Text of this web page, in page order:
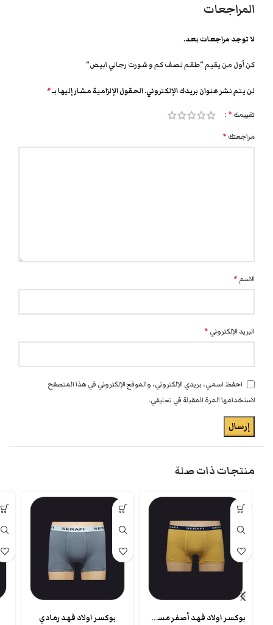
المراجعات
لا توجد مراجعات بعد.
كن أول من يقيم “طقم نصف كم و شورت رجالي ابيض”
لن يتم نشر عنوان بريدك الإلكتروني.الحقول الإلزامية مشار إليها بـ*
تقييمك *
مراجعتك *
الاسم *
البريد الإلكتروني *
احفظ اسمي، بريدي الإلكتروني، والموقع الإلكتروني في هذا المتصفح
لاستخدامها المرة المقبلة في تعليقي.
منتجات ذات صلة
بوكسر اولاد فهد أصفر مسطرده بوكسر اولاد فهد رمادي